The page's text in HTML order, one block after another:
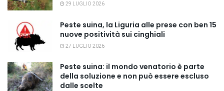
29 LUGLIO 2026
Peste suina, la Liguria alle prese con ben 15
nuove positività sui cinghiali
27 LUGLIO 2026
Peste suina: il mondo venatorio è parte
della soluzione e non può essere escluso
dalle scelte